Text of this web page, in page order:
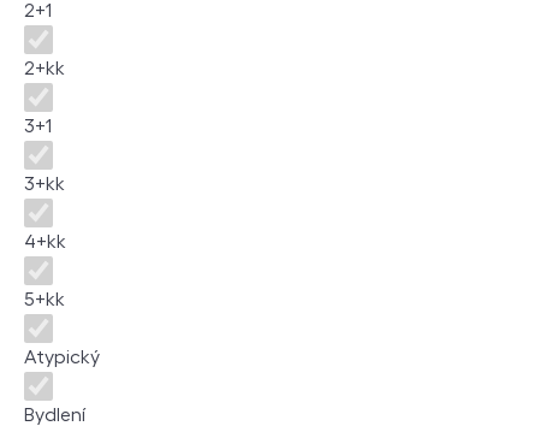
2+1
2+kk
3+1
3+kk
4+kk
5+kk
Atypický
Bydlení